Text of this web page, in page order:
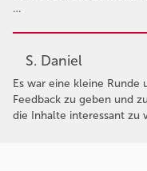
…
S. Daniel
Es war eine kleine Runde
Feedback zu geben und
die Inhalte interessant zu